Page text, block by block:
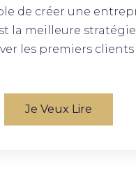
de créer une
la meilleure
les premiers clients
Je Veux Lire